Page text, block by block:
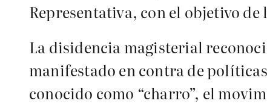
Representativa, con el objetivo
La disidencia magisterial
manifestado en contra de
conocido como “charro”, el